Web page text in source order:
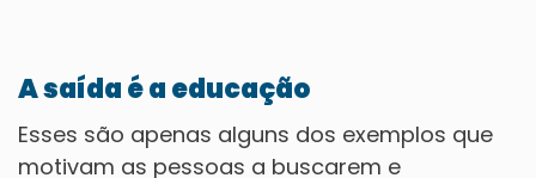
A saída é a educação
Esses são apenas alguns dos exemplos que
motivam as pessoas a buscarem e